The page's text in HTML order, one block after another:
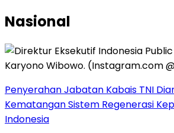
Nasional
Penyerahan Jabatan Kabais TNI
Kematangan Sistem Regenerasi
Indonesia